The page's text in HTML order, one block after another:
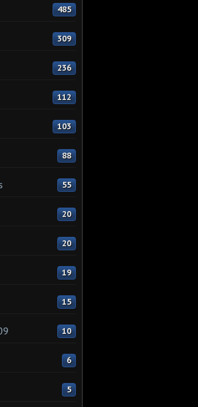
485
309
236
112
103
88
55
20
20
19
15
10
6
5